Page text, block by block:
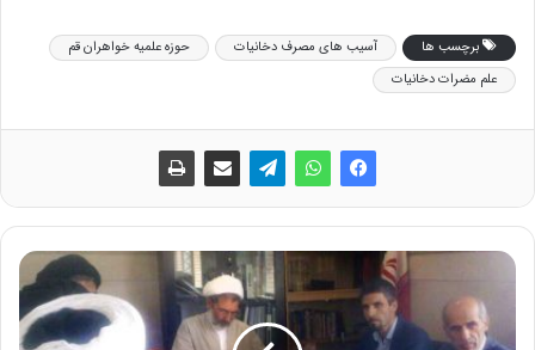
برچسب ها آسیب های مصرف دخانیات
حوزه علمیه خواهران قم
علم مضرات دخانیات